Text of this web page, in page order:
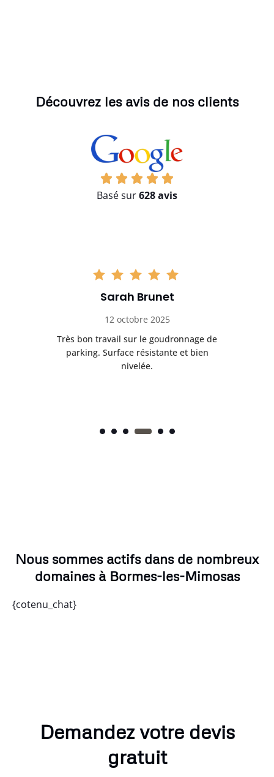
Découvrez les avis de nos clients
Basé sur628 avis
Sarah Brunet
12 octobre 2025
Très bon travail sur le goudronnage de
parking. Surface résistante et bien
nivelée.
Nous sommes actifs dans de nombreux
domaines à Bormes-les-Mimosas
{cotenu_chat}
Demandez votre devis
gratuit